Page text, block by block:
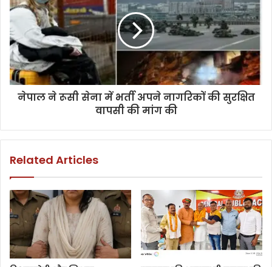
नेपाल ने रूसी सेना में भर्ती अपने नागरिकों की सुरक्षित
वापसी की मांग की
Related Articles